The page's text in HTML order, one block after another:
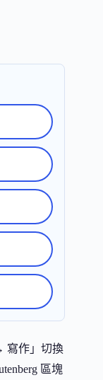
寫作」切換
區塊